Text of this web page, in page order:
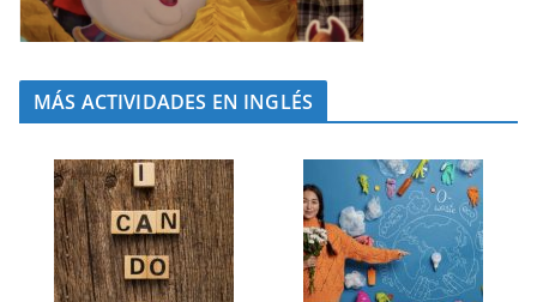
MÁS ACTIVIDADES EN INGLÉS